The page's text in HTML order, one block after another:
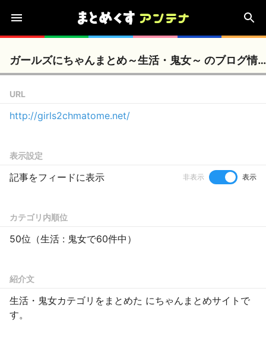
ガールズにちゃんまとめ～生活・鬼女～ のブログ情報
URL
http://girls2chmatome.net/
表示設定
記事をフィードに表示 非表示 表示
カテゴリ内順位
50位（生活 : 鬼女で60件中）
紹介文
生活・鬼女カテゴリをまとめた にちゃんまとめサイトで
す。